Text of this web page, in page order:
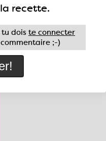
recette.
dois te connecter
;-)